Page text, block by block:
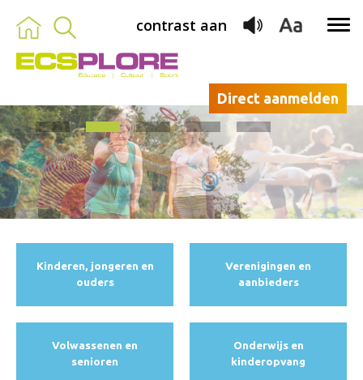
contrast aan
Direct aanmelden
Kinderen, jongeren en
ouders
Verenigingen en
aanbieders
Volwassenen en
senioren
Onderwijs en
kinderopvang